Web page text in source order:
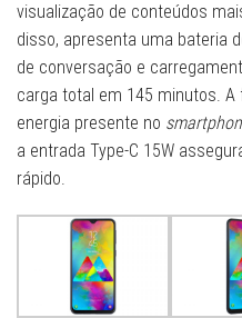
visualização de conteúdos
disso, apresenta uma bateria
de conversação e
carga total em 145 minutos.
energia presente no
a entrada Type-C 15W
rápido.